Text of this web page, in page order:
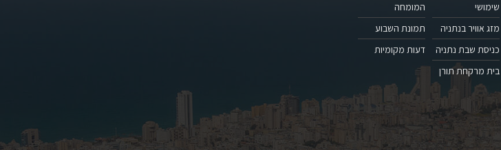
שימושי
מזג אוויר בנתניה
כניסת שבת נתניה
בית מרקחת תורן
המומחה
תמונת השבוע
דעות מקומיות